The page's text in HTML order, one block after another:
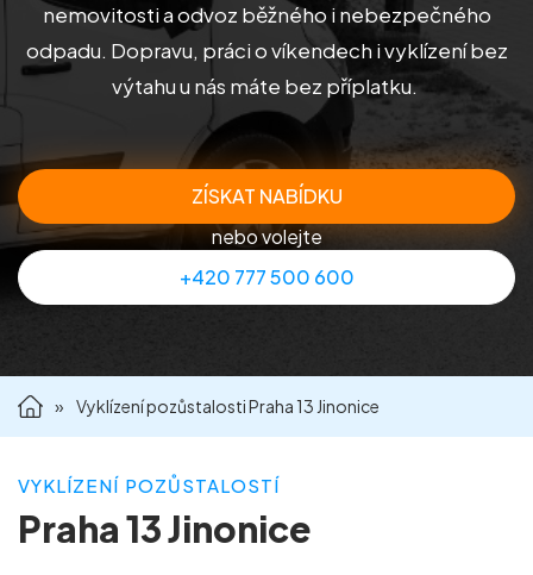
Deratizace a dezinsekce
Příprava nemovitostí na prodej
Reference
nemovitosti a odvoz běžného i nebezpečného
odpadu. Dopravu, práci o víkendech i vyklízení bez
výtahu u nás máte bez příplatku.
ZÍSKAT NABÍDKU
nebo volejte
+420 777 500 600
» Vyklízení pozůstalosti Praha 13 Jinonice
VYKLÍZENÍ POZŮSTALOSTÍ
Praha 13 Jinonice